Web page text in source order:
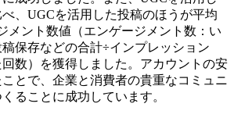
、UGCを活用した投稿のほうが平均
メント数値（エンゲージメント数：い
保存などの合計÷インプレッション
数）を獲得しました。アカウントの安
とで、企業と消費者の貴重なコミュニ
ることに成功しています。